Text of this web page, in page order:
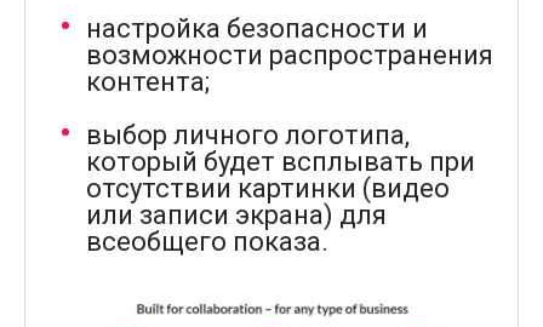
настройка безопасности и
возможности распространения
контента;
выбор личного логотипа,
который будет всплывать при
отсутствии картинки (видео
или записи экрана) для
всеобщего показа.